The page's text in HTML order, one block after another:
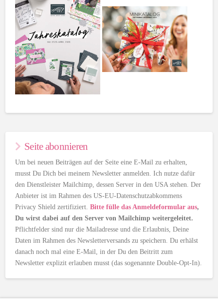
Seite abonnieren
Um bei neuen Beiträgen auf der Seite eine E-Mail zu erhalten,
musst Du Dich bei meinem Newsletter anmelden. Ich nutze dafür
den Dienstleister Mailchimp, dessen Server in den USA stehen. Der
Anbieter ist im Rahmen des US-EU-Datenschutzabkommens
Privacy Shield zertifiziert.Bitte fülle das Anmeldeformular aus,
Du wirst dabei auf den Server von Mailchimp weitergeleitet.
Pflichtfelder sind nur die Mailadresse und die Erlaubnis, Deine
Daten im Rahmen des Newsletterversands zu speichern. Du erhälst
danach noch mal eine E-Mail, in der Du den Beitritt zum
Newsletter explizit erlauben musst (das sogenannte Double-Opt-In).